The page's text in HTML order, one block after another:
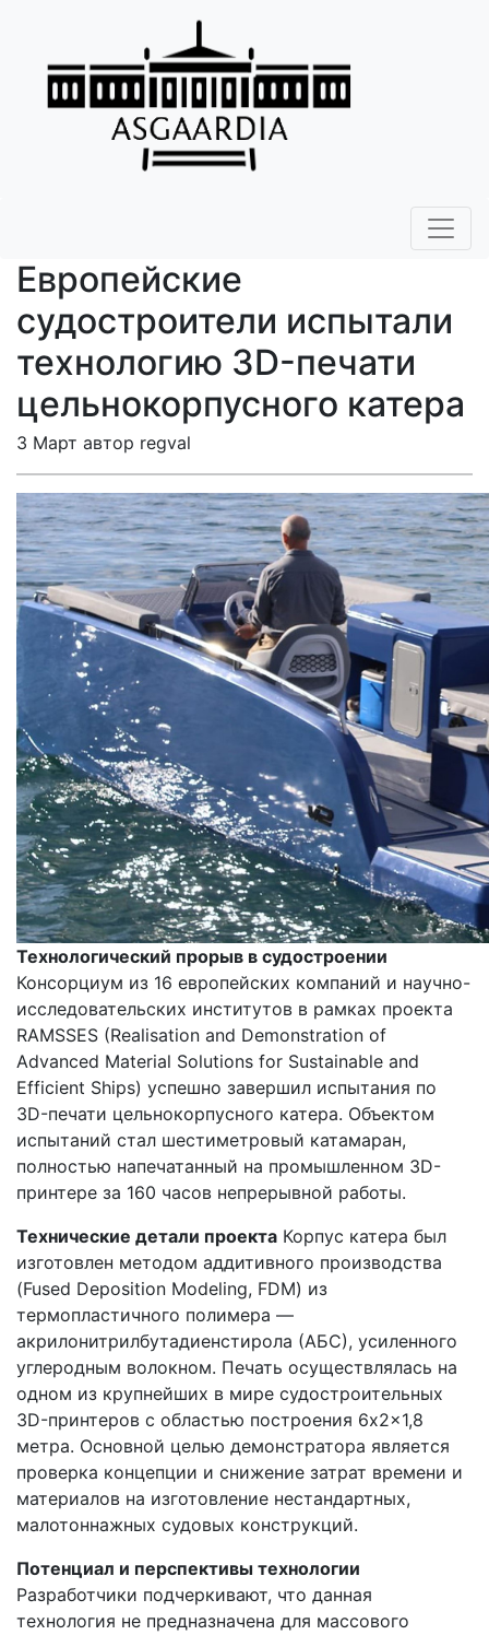
Европейские
судостроители испытали
технологию 3D-печати
цельнокорпусного катера
3 Март автор regval
Технологический прорыв в судостроении
Консорциум из 16 европейских компаний и научно-
исследовательских институтов в рамках проекта
RAMSSES (Realisation and Demonstration of
Advanced Material Solutions for Sustainable and
Efficient Ships) успешно завершил испытания по
3D-печати цельнокорпусного катера. Объектом
испытаний стал шестиметровый катамаран,
полностью напечатанный на промышленном 3D-
принтере за 160 часов непрерывной работы.
Технические детали проекта Корпус катера был
изготовлен методом аддитивного производства
(Fused Deposition Modeling, FDM) из
термопластичного полимера —
акрилонитрилбутадиенстирола (АБС), усиленного
углеродным волокном. Печать осуществлялась на
одном из крупнейших в мире судостроительных
3D-принтеров с областью построения 6x2x1,8
метра. Основной целью демонстратора является
проверка концепции и снижение затрат времени и
материалов на изготовление нестандартных,
малотоннажных судовых конструкций.
Потенциал и перспективы технологии
Разработчики подчеркивают, что данная
технология не предназначена для массового